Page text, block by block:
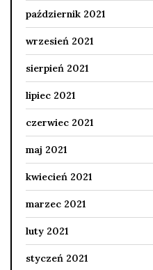
październik 2021
wrzesień 2021
sierpień 2021
lipiec 2021
czerwiec 2021
maj 2021
kwiecień 2021
marzec 2021
luty 2021
styczeń 2021